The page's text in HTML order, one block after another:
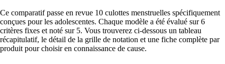
Ce comparatif passe en revue 10 culottes menstruelles spécifiquement
conçues pour les adolescentes. Chaque modèle a été évalué sur 6
critères fixes et noté sur 5. Vous trouverez ci-dessous un tableau
récapitulatif, le détail de la grille de notation et une fiche complète par
produit pour choisir en connaissance de cause.